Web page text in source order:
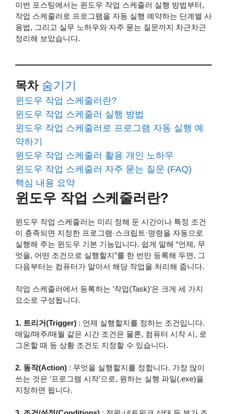
이번 포스팅에서는 윈도우 작업 스케줄러 실행 방법부터,
작업 스케줄러로 프로그램을 자동 실행 예약하는 단계별 사
용법, 그리고 실무 노하우와 자주 묻는 질문까지 차근차근
정리해 보았습니다.
목차 숨기기
윈도우 작업 스케줄러란?
윈도우 작업 스케줄러 실행 방법
윈도우 작업 스케줄러로 프로그램 자동 실행 예
약하기
윈도우 작업 스케줄러 활용 개인 노하우
윈도우 작업 스케줄러 자주 묻는 질문 (FAQ)
핵심 내용 요약
윈도우 작업 스케줄러란?
윈도우 작업 스케줄러는 미리 정해 둔 시간이나 특정 조건
이 충족되면 지정한 프로그램·스크립트·명령을 자동으로
실행해 주는 윈도우 기본 기능입니다. 쉽게 말해 “언제, 무
엇을, 어떤 조건으로 실행할지”를 한 번만 등록해 두면, 그
다음부터는 컴퓨터가 알아서 해당 작업을 처리해 줍니다.
작업 스케줄러에서 등록하는 ‘작업(Task)’은 크게 세 가지
요소로 구성됩니다.
1. 트리거(Trigger) : 언제 실행할지를 정하는 조건입니다.
매일/매주/매월 같은 시간 조건은 물론, 컴퓨터 시작 시, 로
그온할 때 등 상황 조건도 지정할 수 있습니다.
2. 동작(Action) : 무엇을 실행할지를 정합니다. 가장 많이
쓰는 것은 ‘프로그램 시작’으로, 원하는 실행 파일(.exe)을
지정하면 됩니다.